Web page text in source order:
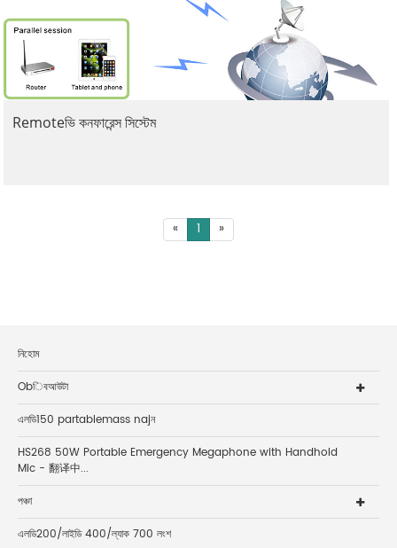
Remoteভি কনফারেন্স সিস্টেম
« 1 »
নিহোম
Obিবআউটা
এলডি150 partablemass najন
HS268 50W Portable Emergency Megaphone with Handhold
Mic - 翻译中...
পঞ্চা
এলডি200/লাইডি 400/ল্যাক 700 লংশ